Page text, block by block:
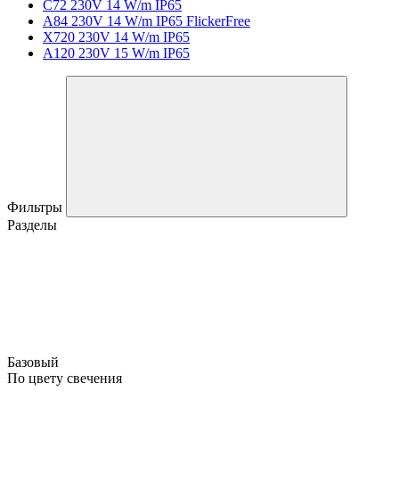
C72 230V 14 W/m IP65
A84 230V 14 W/m IP65 FlickerFree
X720 230V 14 W/m IP65
A120 230V 15 W/m IP65
Фильтры
Разделы
Базовый
По цвету свечения